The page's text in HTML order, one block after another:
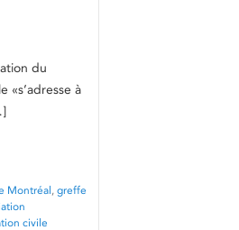
du
«s’adresse à
Montréal, greffe
civile